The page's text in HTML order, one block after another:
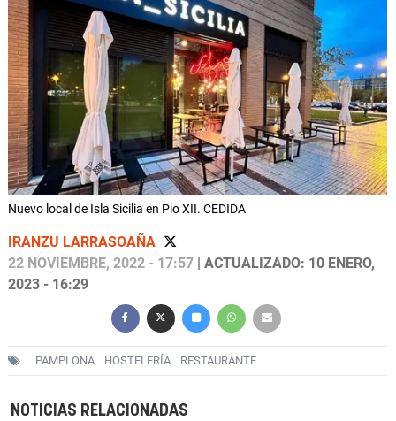
Nuevo local de Isla Sicilia en Pio XII. CEDIDA
IRANZU LARRASOAÑA
22 NOVIEMBRE, 2022 - 17:57 | ACTUALIZADO: 10 ENERO,
2023 - 16:29
PAMPLONA HOSTELERÍA RESTAURANTE
NOTICIAS RELACIONADAS